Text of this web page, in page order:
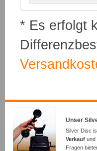
* Es erfolgt
Unser
Silver Disc
Verkauf und
Fragen